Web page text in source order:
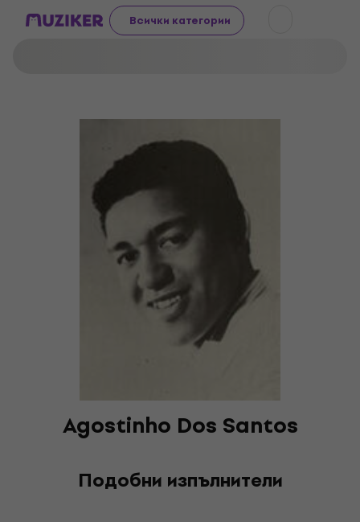
Всички категории
Agostinho Dos Santos
Подобни изпълнители